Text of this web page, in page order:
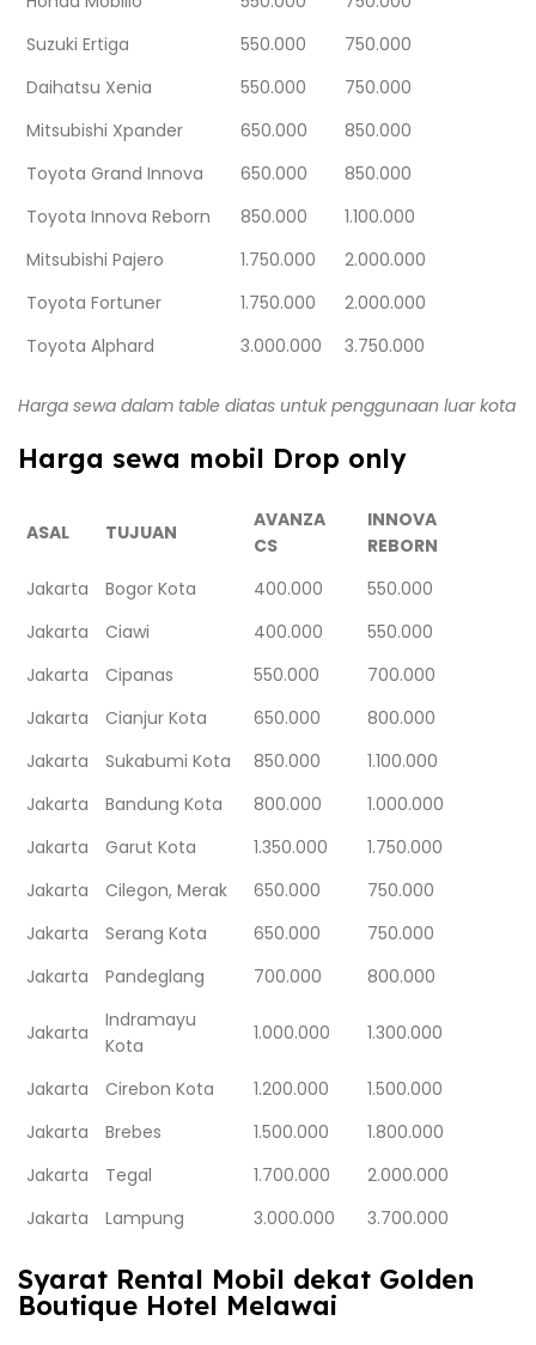
Suzuki Ertiga
550.000
750.000
Daihatsu Xenia
550.000
750.000
Mitsubishi Xpander
650.000
850.000
Toyota Grand Innova
650.000
850.000
Toyota Innova Reborn
850.000
1.100.000
Mitsubishi Pajero
1.750.000
2.000.000
Toyota Fortuner
1.750.000
2.000.000
Toyota Alphard
3.000.000 3.750.000
Harga sewa dalam table diatas untuk penggunaan luar kota
Harga sewa mobil Drop only
ASAL TUJUAN
AVANZA
CS
INNOVA
REBORN
Jakarta
Bogor Kota 400.000
550.000
Jakarta
Ciawi 400.000
550.000
Jakarta
Cipanas 550.000
700.000
Jakarta
Cianjur Kota 650.000
800.000
Jakarta
Sukabumi Kota 850.000
1.100.000
Jakarta
Bandung Kota 800.000
1.000.000
Jakarta
Garut Kota 1.350.000
1.750.000
Jakarta
Cilegon, Merak 650.000
750.000
Jakarta
Serang Kota 650.000
750.000
Jakarta
Pandeglang 700.000 800.000
Jakarta
Indramayu
Kota
1.000.000 1.300.000
Jakarta Cirebon Kota 1.200.000
1.500.000
Jakarta
Brebes 1.500.000
1.800.000
Jakarta
Tegal 1.700.000
2.000.000
Jakarta
Lampung 3.000.000 3.700.000
Syarat Rental Mobil dekat Golden
Boutique Hotel Melawai